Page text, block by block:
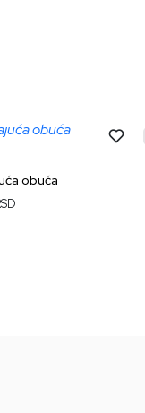
obuća